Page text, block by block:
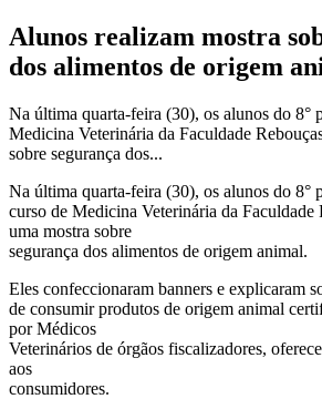
Alunos realizam mostra
dos alimentos de origem
Na última quarta-feira (30), os alunos do 8°
Medicina Veterinária da Faculdade
sobre segurança dos...
Na última quarta-feira (30), os alunos do 8°
curso de Medicina Veterinária da Faculdade
uma mostra sobre
segurança dos alimentos de origem animal.
Eles confeccionaram banners e explicaram
de consumir produtos de origem animal
por Médicos
Veterinários de órgãos fiscalizadores,
aos
consumidores.